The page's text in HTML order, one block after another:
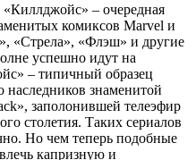
«Киллджойс» – очередная
комиксов Marvel и
«Стрела», «Флэш» и другие
успешно идут на
– типичный образец
наследников знаменитой
заполонившей телеэфир
столетия. Таких сериалов
Но чем теперь подобные
капризную и